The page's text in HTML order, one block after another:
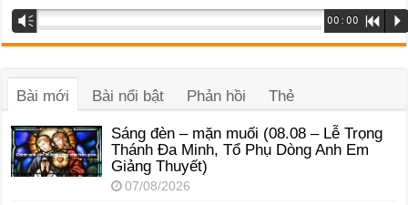
Trình
phát
Vm 00:00 R P
Bài mới Bài nổi bật Phản hồi Thẻ
Sáng đèn – mặn muối (08.08 – Lễ Trọng
Thánh Đa Minh, Tổ Phụ Dòng Anh Em
Giảng Thuyết)
07/08/2026